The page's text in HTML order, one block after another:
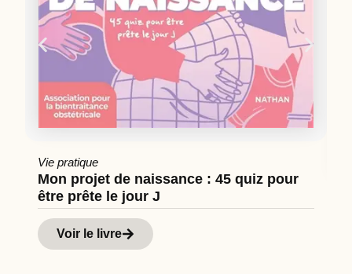
Vie pratique
Mon projet de naissance : 45 quiz pour
être prête le jour J
Voir le livre